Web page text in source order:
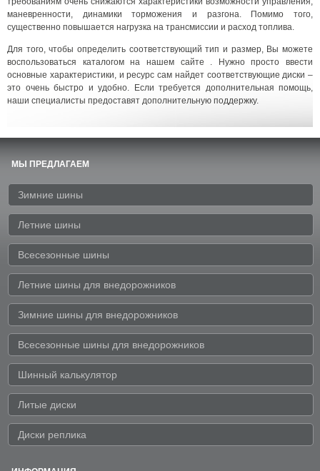
маневренности, динамики торможения и разгона. Помимо того,
существенно повышается нагрузка на трансмиссии и расход топлива.
Для того, чтобы определить соответствующий тип и размер, Вы можете
воспользоваться каталогом на нашем сайте . Нужно просто ввести
основные характеристики, и ресурс сам найдет соответствующие диски –
это очень быстро и удобно. Если требуется дополнительная помощь,
наши специалисты предоставят дополнительную поддержку.
МЫ ПРЕДЛАГАЕМ
Зимние шины
Летние шины
Всесезонные шины
Летние шины для внедорожников
Зимние шины для внедорожников
Всесезонные шины для внедорожников
Шинный калькулятор
Литые диски
Диски реплика